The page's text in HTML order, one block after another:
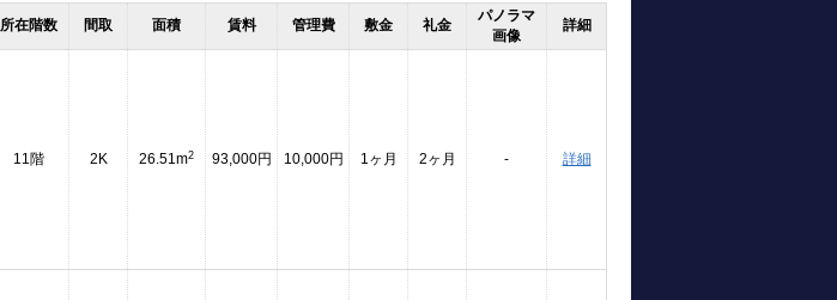
所在階数 間取 面積 賃料 管理費 敷金 礼金
パノラマ
画像
詳細
11階 2K 26.51m2 93,000円 10,000円 1ヶ月 2ヶ月 - 詳細